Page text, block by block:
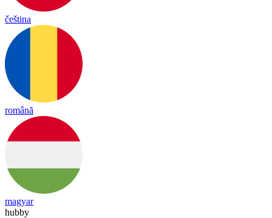
čeština
română
magyar
hubby